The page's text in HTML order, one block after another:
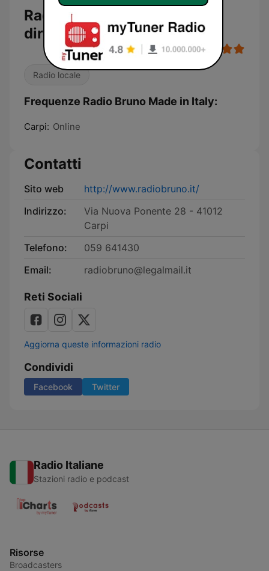
Radio Bruno Made in Italy
diretta
Radio locale
Frequenze Radio Bruno Made in Italy:
Carpi: Online
Contatti
Sito web
http://www.radiobruno.it/
Indirizzo:
Via Nuova Ponente 28 - 41012
Carpi
Telefono:
059 641430
Email:
radiobruno@legalmail.it
Reti Sociali
Aggiorna queste informazioni radio
Condividi
Facebook Twitter
Radio Italiane
Stazioni radio e podcast
Risorse
Broadcasters